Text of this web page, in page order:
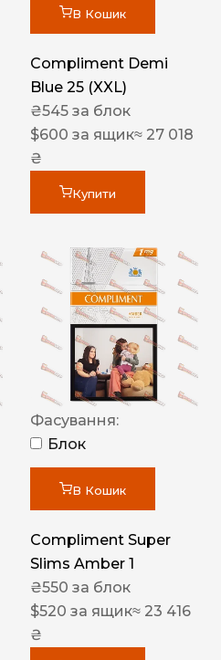
В Кошик
Compliment Demi
Blue 25 (XXL)
₴545 за блок
$600 за ящик≈ 27 018
₴
Купити
Фасування:
Блок
В Кошик
Compliment Super
Slims Amber 1
₴550 за блок
$520 за ящик≈ 23 416
₴